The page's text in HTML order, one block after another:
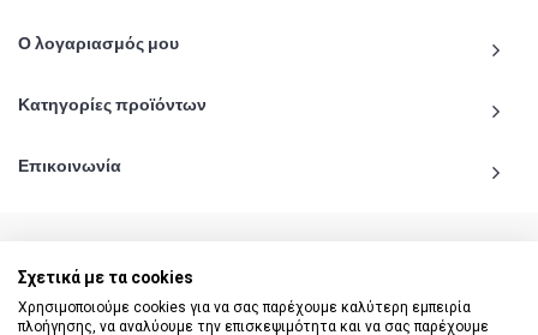
Ο λογαριασμός μου
Κατηγορίες προϊόντων
Επικοινωνία
© 2020 - 2026 katiginetai.gr All Rights Reserved.
Σχετικά με τα cookies
Χρησιμοποιούμε cookies για να σας παρέχουμε καλύτερη εμπειρία
πλοήγησης, να αναλύουμε την επισκεψιμότητα και να σας παρέχουμε